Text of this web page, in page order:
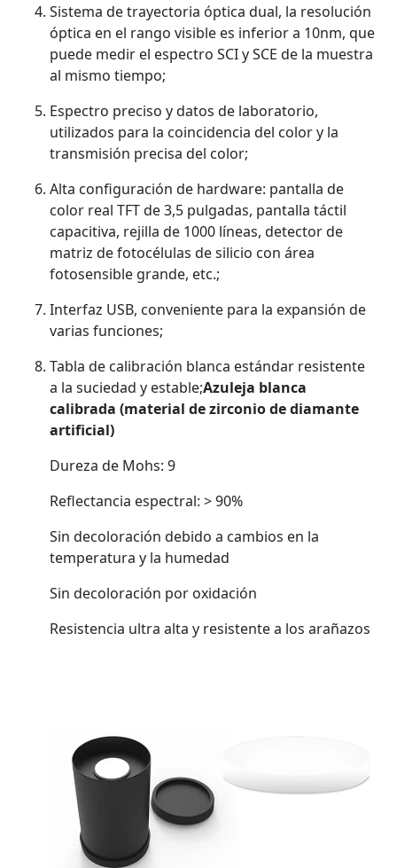
Sistema de trayectoria óptica dual, la resolución
óptica en el rango visible es inferior a 10nm, que
puede medir el espectro SCI y SCE de la muestra
al mismo tiempo;
Espectro preciso y datos de laboratorio,
utilizados para la coincidencia del color y la
transmisión precisa del color;
Alta configuración de hardware: pantalla de
color real TFT de 3,5 pulgadas, pantalla táctil
capacitiva, rejilla de 1000 líneas, detector de
matriz de fotocélulas de silicio con área
fotosensible grande, etc.;
Interfaz USB, conveniente para la expansión de
varias funciones;
Tabla de calibración blanca estándar resistente
a la suciedad y estable;Azuleja blanca
calibrada (material de zirconio de diamante
artificial)
Dureza de Mohs: 9
Reflectancia espectral: > 90%
Sin decoloración debido a cambios en la
temperatura y la humedad
Sin decoloración por oxidación
Resistencia ultra alta y resistente a los arañazos